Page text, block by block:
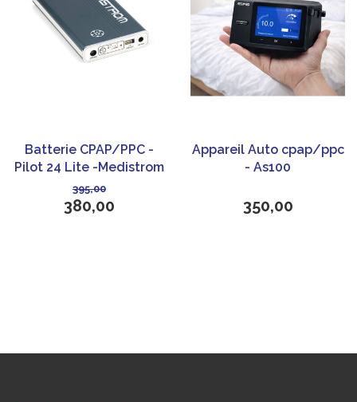
Batterie CPAP/PPC -
Pilot 24 Lite -Medistrom
395,00
380,00
Appareil Auto cpap/ppc
- As100
350,00